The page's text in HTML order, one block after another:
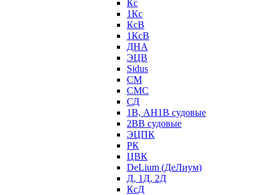
Кс
1Кс
КсВ
1КсВ
ДНА
ЭЦВ
Sidus
СМ
СМС
СД
1В, АН1В судовые
2ВВ судовые
ЭЦПК
РК
ЦВК
DeLium (ДеЛиум)
Д, 1Д, 2Д
КсД